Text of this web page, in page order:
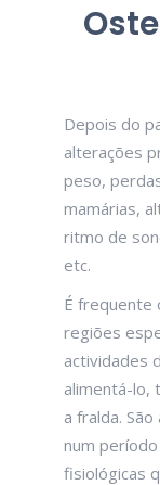
Depois do
alterações
peso,
mamárias,
ritmo de
etc.
É frequente
regiões
actividades
alimentá-lo,
a fralda.
num
fisiológicas